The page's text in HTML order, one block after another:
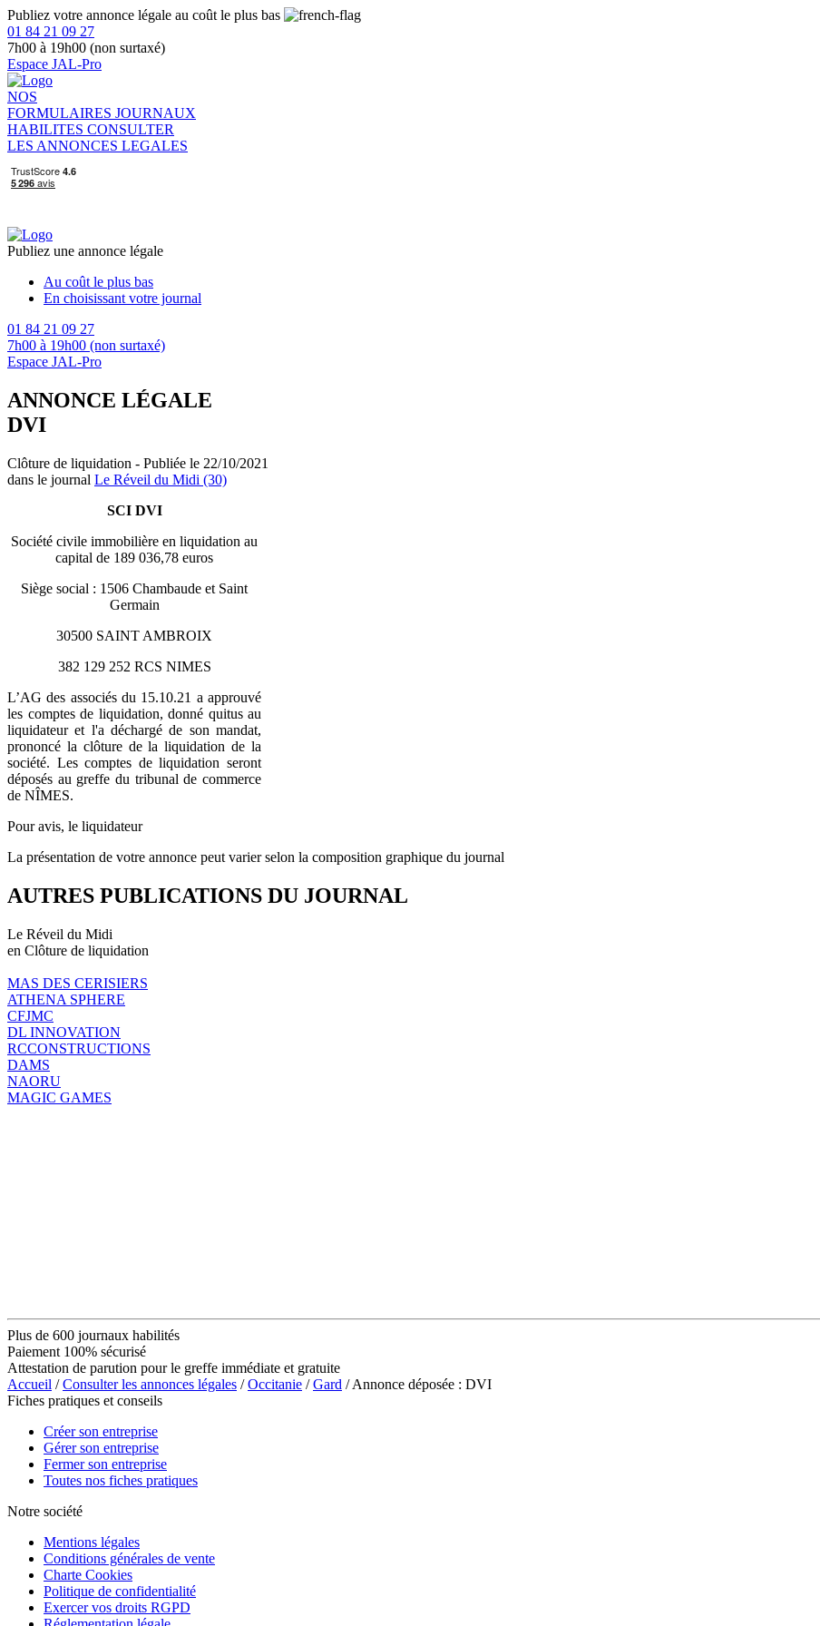
Publiez votre annonce légale au coût le plus bas
01 84 21 09 27
7h00 à 19h00 (non surtaxé)
Espace JAL-Pro
NOS
FORMULAIRES JOURNAUX
HABILITES CONSULTER
LES ANNONCES LEGALES
Publiez une annonce légale
Au coût le plus bas
En choisissant votre journal
01 84 21 09 27
7h00 à 19h00 (non surtaxé)
Espace JAL-Pro
ANNONCE LÉGALE
DVI
Clôture de liquidation - Publiée le 22/10/2021
dans le journal Le Réveil du Midi (30)
SCI DVI
Société civile immobilière en liquidation au
capital de 189 036,78 euros
Siège social : 1506 Chambaude et Saint
Germain
30500 SAINT AMBROIX
382 129 252 RCS NIMES
L’AG des associés du 15.10.21 a approuvé
les comptes de liquidation, donné quitus au
liquidateur et l'a déchargé de son mandat,
prononcé la clôture de la liquidation de la
société. Les comptes de liquidation seront
déposés au greffe du tribunal de commerce
de NÎMES.
Pour avis, le liquidateur
La présentation de votre annonce peut varier selon la composition graphique du journal
AUTRES PUBLICATIONS DU JOURNAL
Le Réveil du Midi
en Clôture de liquidation
MAS DES CERISIERS
ATHENA SPHERE
CFJMC
DL INNOVATION
RCCONSTRUCTIONS
DAMS
NAORU
MAGIC GAMES
Plus de 600 journaux habilités
Paiement 100% sécurisé
Attestation de parution pour le greffe immédiate et gratuite
Accueil /Consulter les annonces légales /Occitanie /Gard / Annonce déposée : DVI
Fiches pratiques et conseils
Créer son entreprise
Gérer son entreprise
Fermer son entreprise
Toutes nos fiches pratiques
Notre société
Mentions légales
Conditions générales de vente
Charte Cookies
Politique de confidentialité
Exercer vos droits RGPD